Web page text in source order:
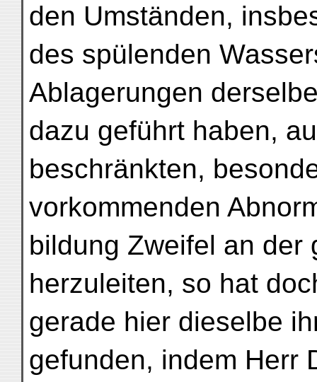
den Umständen,
des spülenden
Ablagerungen
dazu geführt haben,
beschränkten,
vorkommenden
bildung Zweifel an der
herzuleiten, so hat
gerade hier dieselbe
gefunden, indem Herr